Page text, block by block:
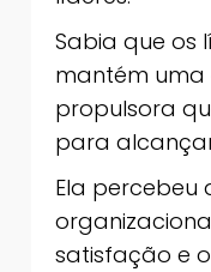
Sabia que os
mantém uma
propulsora
para
Ela percebeu
satisfação e